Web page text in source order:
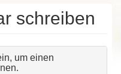
schreiben
um einen